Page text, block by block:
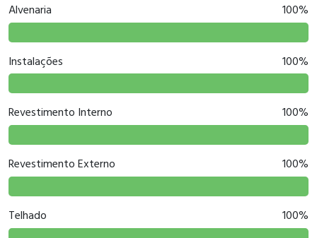
Alvenaria 100%
Instalações 100%
Revestimento Interno 100%
Revestimento Externo 100%
Telhado 100%